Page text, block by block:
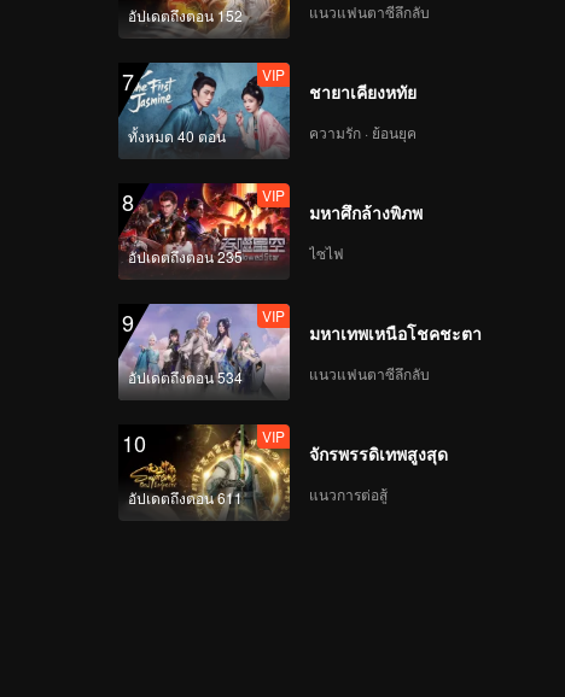
VIP
True Love(Moving
Ver.)
VIP Firework(Moving Ver.)
VIP Mic Drop(Still Ver.)
VIP Crush(Still Ver.)
อัปเดตถึงตอน 152 แนวแฟนตาซีลึกลับ
7
ทั้งหมด 40 ตอน
VIP
ชายาเคียงหทัย
ความรัก · ย้อนยุค
8
อัปเดตถึงตอน 235
VIP
มหาศึกล้างพิภพ
ไซไฟ
9
อัปเดตถึงตอน 534
VIP
มหาเทพเหนือโชคชะตา
แนวแฟนตาซีลึกลับ
10
อัปเดตถึงตอน 611
VIP
จักรพรรดิเทพสูงสุด
แนวการต่อสู้